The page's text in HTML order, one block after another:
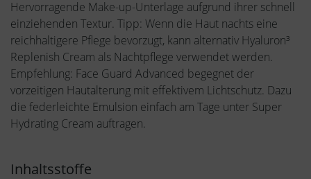
Hervorragende Make-up-Unterlage aufgrund ihrer schnell
einziehenden Textur. Tipp: Wenn die Haut nachts eine
reichhaltigere Pflege bevorzugt, kann alternativ Hyaluron³
Replenish Cream als Nachtpflege verwendet werden.
Empfehlung: Face Guard Advanced begegnet der
vorzeitigen Hautalterung mit effektivem Lichtschutz. Dazu
die federleichte Emulsion einfach am Tage unter Super
Hydrating Cream auftragen.
Inhaltsstoffe